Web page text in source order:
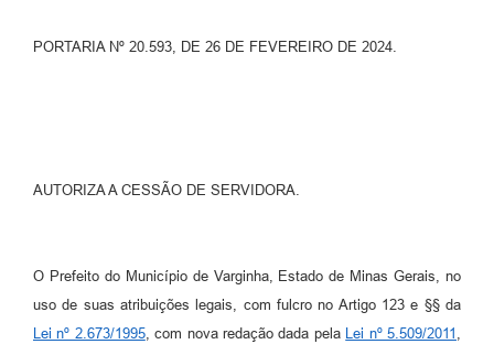
PORTARIA Nº 20.593, DE 26 DE FEVEREIRO DE 2024.
AUTORIZA A CESSÃO DE SERVIDORA.
O Prefeito do Município de Varginha, Estado de Minas Gerais, no
uso de suas atribuições legais, com fulcro no Artigo 123 e §§ da
Lei nº 2.673/1995, com nova redação dada pela Lei nº 5.509/2011